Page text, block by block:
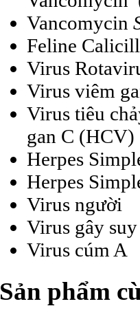
Vancomycin
Feline
Virus
Virus viêm
Virus tiêu
gan C (HCV)
Herpes
Herpes
Virus người
Virus gây
Virus cúm A
Sản phẩm